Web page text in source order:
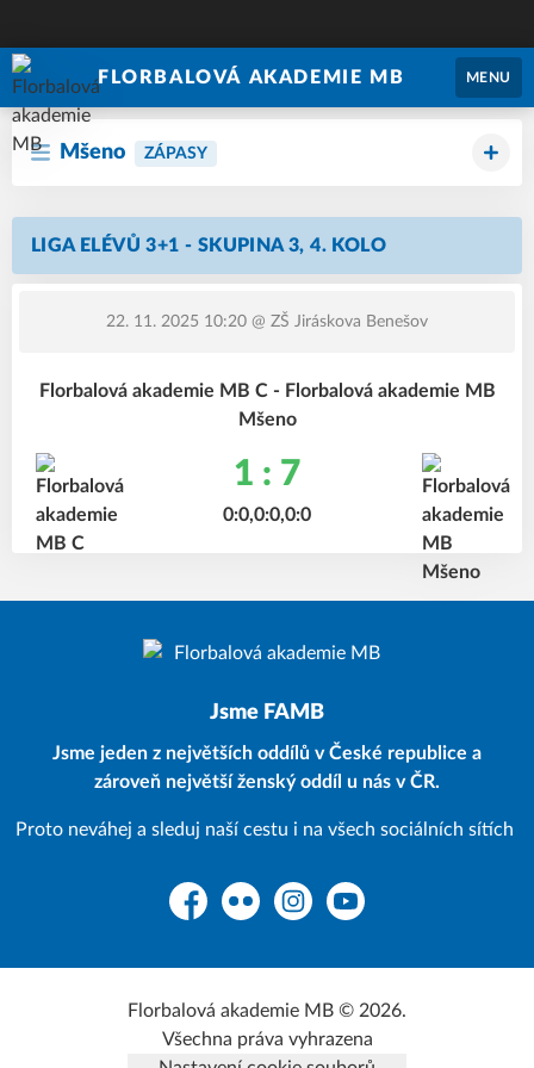
FLORBALOVÁ AKADEMIE MB MENU
Mšeno ZÁPASY
LIGA ELÉVŮ 3+1 - SKUPINA 3, 4. KOLO
22. 11. 2025 10:20 @ ZŠ Jiráskova Benešov
Florbalová akademie MB C - Florbalová akademie MB
Mšeno
1 : 7
0:0,0:0,0:0
Jsme FAMB
Jsme jeden z největších oddílů v České republice a
zároveň největší ženský oddíl u nás v ČR.
Proto neváhej a sleduj naší cestu i na všech sociálních sítích
FacebookFlickr InstagramYouTube
Florbalová akademie MB © 2026.
Všechna práva vyhrazena